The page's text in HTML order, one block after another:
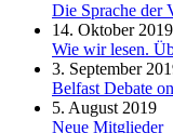
Die Sprache der
14. Oktober 2019
Wie wir lesen.
3. September
Belfast Debate
5. August 2019
Neue Mitglieder